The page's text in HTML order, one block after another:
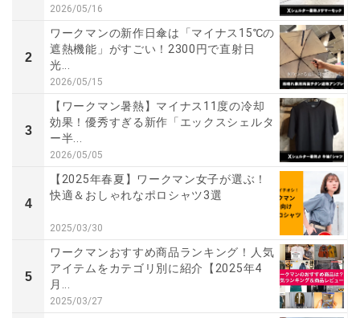
2026/05/16
2
ワークマンの新作日傘は「マイナス15℃の
遮熱機能」がすごい！2300円で直射日
光...
2026/05/15
3
【ワークマン暑熱】マイナス11度の冷却
効果！優秀すぎる新作「エックスシェルタ
ー半...
2026/05/05
4
【2025年春夏】ワークマン女子が選ぶ！
快適＆おしゃれなポロシャツ3選
2025/03/30
5
ワークマンおすすめ商品ランキング！人気
アイテムをカテゴリ別に紹介【2025年4
月...
2025/03/27